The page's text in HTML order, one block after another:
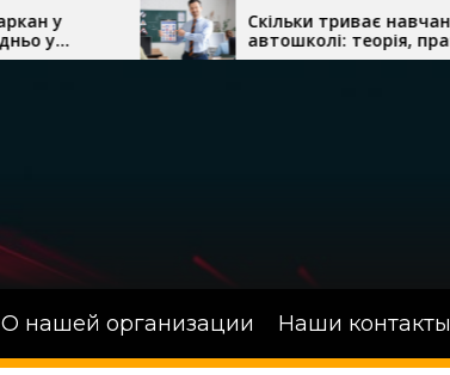
Скільки триває навчання в
автошколі: теорія, практика та
онлайн-уроки водіння
О нашей организации Наши контакты